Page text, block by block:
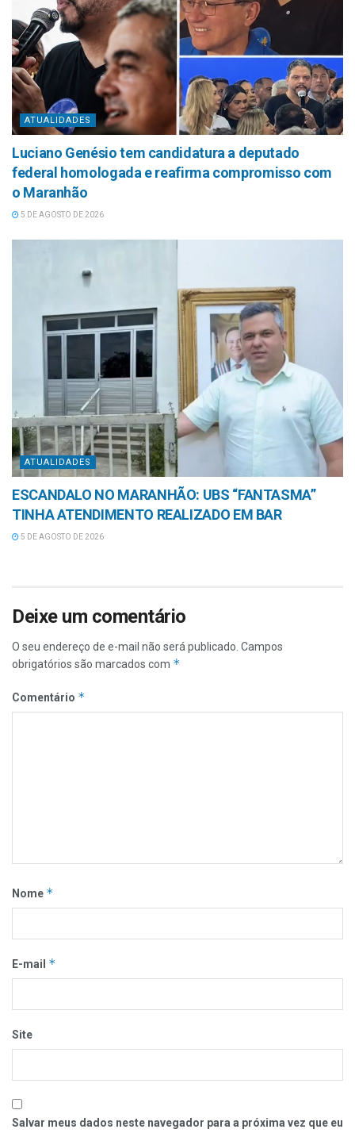
ATUALIDADES
Luciano Genésio tem candidatura a deputado
federal homologada e reafirma compromisso com
o Maranhão
5 DE AGOSTO DE 2026
ATUALIDADES
ESCANDALO NO MARANHÃO: UBS “FANTASMA”
TINHA ATENDIMENTO REALIZADO EM BAR
5 DE AGOSTO DE 2026
Deixe um comentário
O seu endereço de e-mail não será publicado. Campos
obrigatórios são marcados com *
Comentário *
Nome *
E-mail *
Site
Salvar meus dados neste navegador para a próxima vez que eu